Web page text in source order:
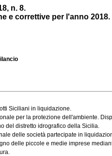
n. 8.
e correttive per l'anno
Siciliani in liquidazione.
per la protezione dell'ambiente.
del distretto idrografico della Sicilia.
delle società partecipate in
delle piccole e medie imprese